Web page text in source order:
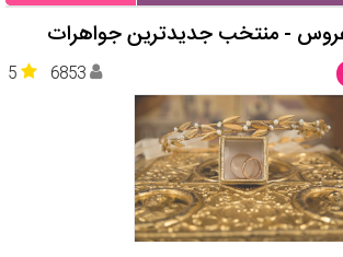
- منتخب جدیدترین جواهرات
5 6853